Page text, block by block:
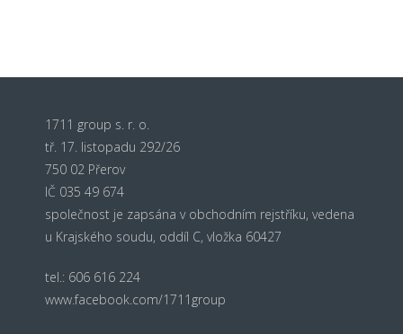
1711 group s. r. o.
tř. 17. listopadu 292/26
750 02 Přerov
IČ 035 49 674
společnost je zapsána v obchodním rejstříku, vedena
u Krajského soudu, oddíl C, vložka 60427
tel.: 606 616 224
www.facebook.com/1711group